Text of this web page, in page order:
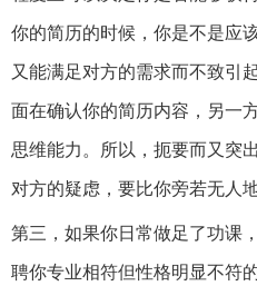
你的简历的时候，你是不是应
又能满足对方的需求而不致引
面在确认你的简历内容，另一
思维能力。所以，扼要而又突
对方的疑虑，要比你旁若无人
第三，如果你日常做足了功课
聘你专业相符但性格明显不符